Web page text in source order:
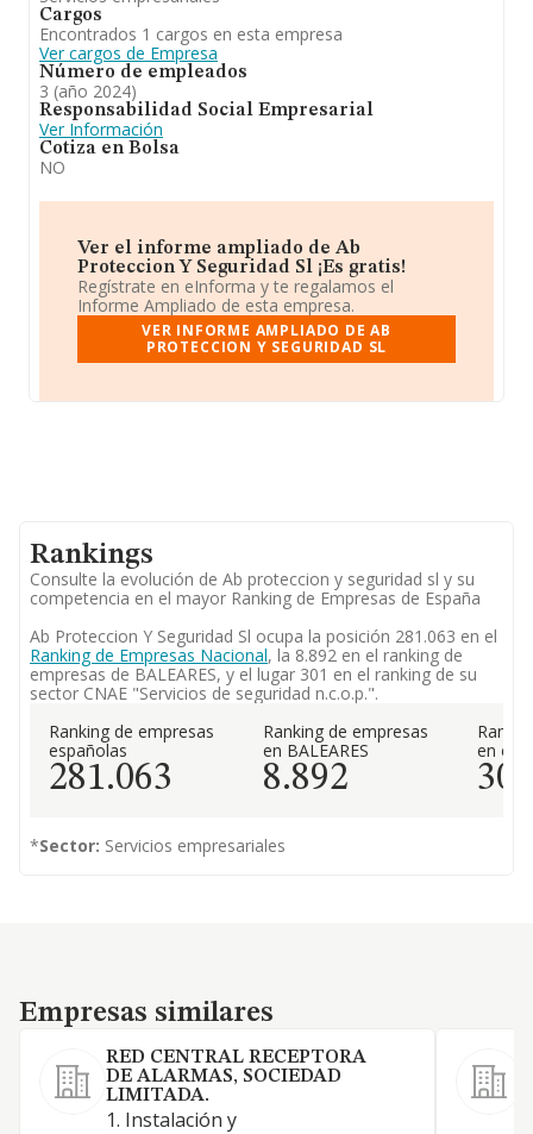
Cargos
Encontrados 1 cargos en esta empresa
Ver cargos de Empresa
Número de empleados
3 (año 2024)
Responsabilidad Social Empresarial
Ver Información
Cotiza en Bolsa
NO
Ver el informe ampliado de Ab
Proteccion Y Seguridad Sl ¡Es gratis!
Regístrate en eInforma y te regalamos el
Informe Ampliado de esta empresa.
VER INFORME AMPLIADO DE AB
PROTECCION Y SEGURIDAD SL
Rankings
Consulte la evolución de Ab proteccion y seguridad sl y su
competencia en el mayor Ranking de Empresas de España
Ab Proteccion Y Seguridad Sl ocupa la posición 281.063 en el
Ranking de Empresas Nacional, la 8.892 en el ranking de
empresas de BALEARES, y el lugar 301 en el ranking de su
sector CNAE "Servicios de seguridad n.c.o.p.".
Ranking de empresas
españolas
281.063
Ranking de empresas
en BALEARES
8.892
en el
301
*Sector: Servicios empresariales
Empresas similares
Empresas similares
RED CENTRAL RECEPTORA
DE ALARMAS, SOCIEDAD
LIMITADA.
1. Instalación y